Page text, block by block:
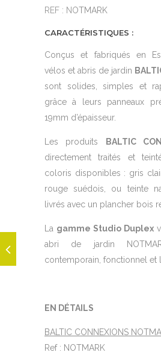
REF : NOTMARK
CARACTÉRISTIQUES :
Conçus et fabriqués en
vélos et abris de jardin
sont solides, simples et
grâce à leurs panneaux
19mm d’épaisseur.
Les produits BALTIC
directement traités et
coloris disponibles : gris
rouge suédois, ou teinte
livrés avec un plancher bois
La gamme Studio Duplex
abri de jardin
contemporain, fonctionnel et
EN DÉTAILS
BALTIC CONNEXIONS
Ref : NOTMARK